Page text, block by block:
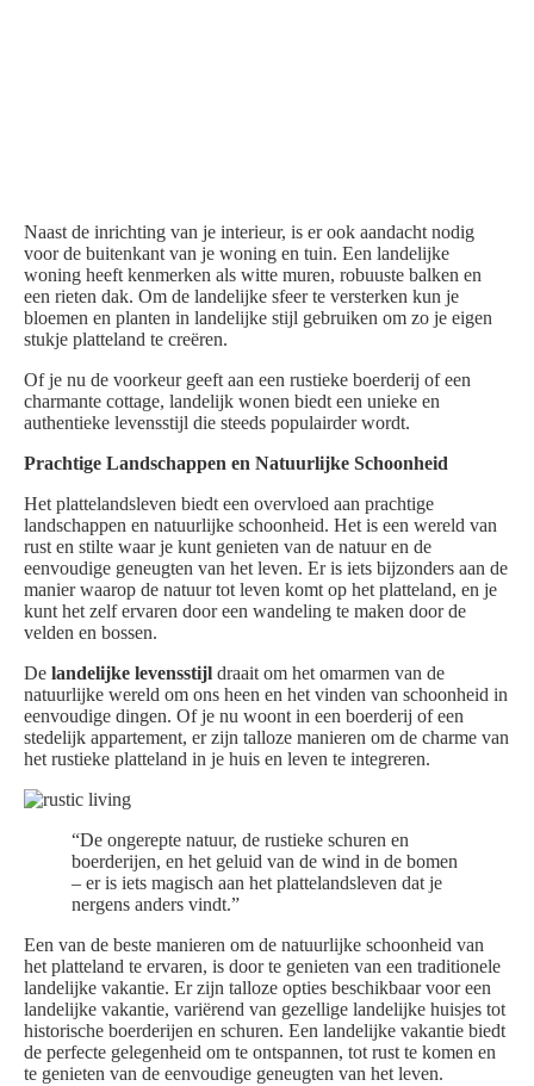
Naast de inrichting van je interieur, is er ook aandacht nodig
voor de buitenkant van je woning en tuin. Een landelijke
woning heeft kenmerken als witte muren, robuuste balken en
een rieten dak. Om de landelijke sfeer te versterken kun je
bloemen en planten in landelijke stijl gebruiken om zo je eigen
stukje platteland te creëren.
Of je nu de voorkeur geeft aan een rustieke boerderij of een
charmante cottage, landelijk wonen biedt een unieke en
authentieke levensstijl die steeds populairder wordt.
Prachtige Landschappen en Natuurlijke Schoonheid
Het plattelandsleven biedt een overvloed aan prachtige
landschappen en natuurlijke schoonheid. Het is een wereld van
rust en stilte waar je kunt genieten van de natuur en de
eenvoudige geneugten van het leven. Er is iets bijzonders aan de
manier waarop de natuur tot leven komt op het platteland, en je
kunt het zelf ervaren door een wandeling te maken door de
velden en bossen.
De landelijke levensstijl draait om het omarmen van de
natuurlijke wereld om ons heen en het vinden van schoonheid in
eenvoudige dingen. Of je nu woont in een boerderij of een
stedelijk appartement, er zijn talloze manieren om de charme van
het rustieke platteland in je huis en leven te integreren.
“De ongerepte natuur, de rustieke schuren en
boerderijen, en het geluid van de wind in de bomen
– er is iets magisch aan het plattelandsleven dat je
nergens anders vindt.”
Een van de beste manieren om de natuurlijke schoonheid van
het platteland te ervaren, is door te genieten van een traditionele
landelijke vakantie. Er zijn talloze opties beschikbaar voor een
landelijke vakantie, variërend van gezellige landelijke huisjes tot
historische boerderijen en schuren. Een landelijke vakantie biedt
de perfecte gelegenheid om te ontspannen, tot rust te komen en
te genieten van de eenvoudige geneugten van het leven.